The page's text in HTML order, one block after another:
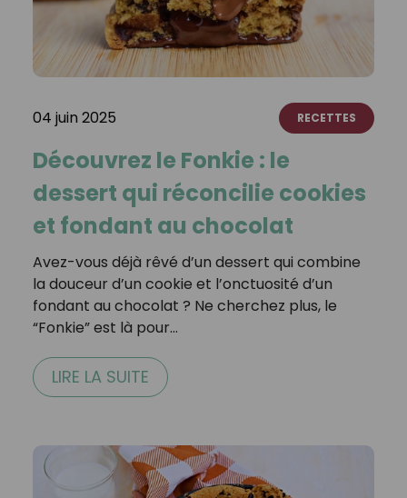
04 juin 2025 RECETTES
Découvrez le Fonkie : le
dessert qui réconcilie cookies
et fondant au chocolat
Avez-vous déjà rêvé d’un dessert qui combine
la douceur d’un cookie et l’onctuosité d’un
fondant au chocolat ? Ne cherchez plus, le
“Fonkie” est là pour…
LIRE LA SUITE